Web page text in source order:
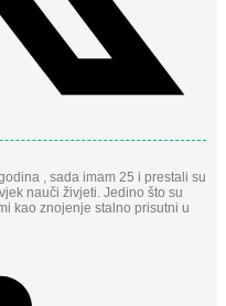
, sada imam 25 i prestali su
nauči živjeti. Jedino što su
kao znojenje stalno prisutni u